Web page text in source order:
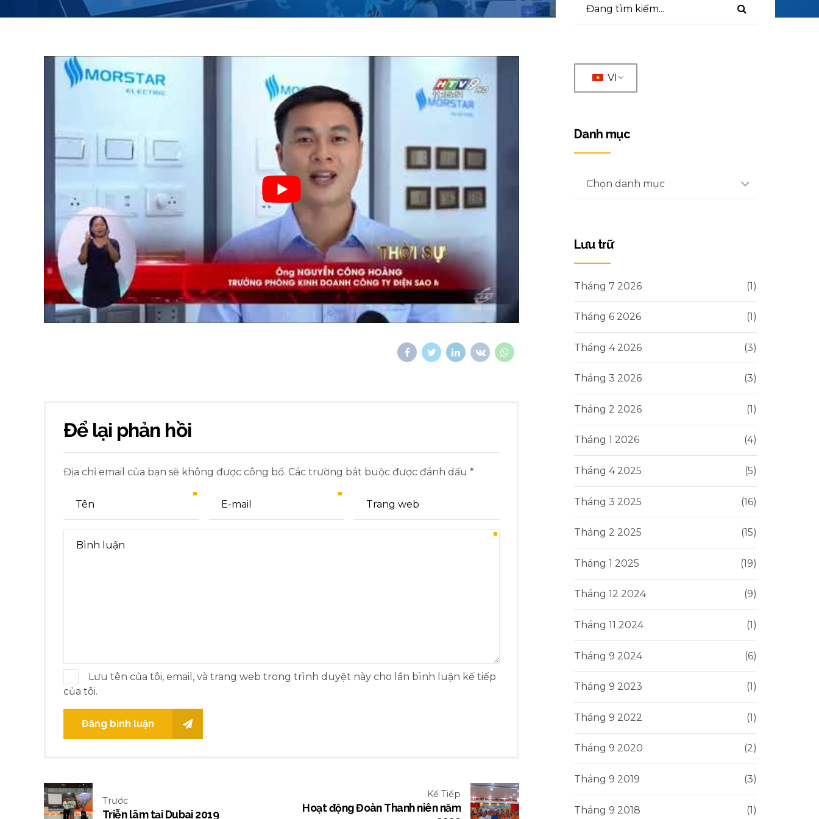
Để lại phản hồi
Địa chỉ email của bạn sẽ không được công bố. Các trường bắt buộc được đánh dấu *
Lưu tên của tôi, email, và trang web trong trình duyệt này cho lần bình luận kế tiếp
của tôi.
Đăng bình luận
Trước
Triễn lãm tại Dubai 2019
Kế Tiếp
Hoạt động Đoàn Thanh niên năm
VI
Danh mục
Chọn danh mục
Lưu trữ
Tháng 7 2026 (1)
Tháng 6 2026 (1)
Tháng 4 2026 (3)
Tháng 3 2026 (3)
Tháng 2 2026 (1)
Tháng 1 2026 (4)
Tháng 4 2025 (5)
Tháng 3 2025 (16)
Tháng 2 2025 (15)
Tháng 1 2025 (19)
Tháng 12 2024 (9)
Tháng 11 2024 (1)
Tháng 9 2024 (6)
Tháng 9 2023 (1)
Tháng 9 2022 (1)
Tháng 9 2020 (2)
Tháng 9 2019 (3)
Tháng 9 2018 (1)